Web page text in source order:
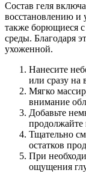
Состав геля
восстановлению и
также борющиеся
среды. Благодаря
ухоженной.
Нанесите
или сразу на
Мягко
внимание
Добавьте
продолжайте
Тщательно
остатков
При
ощущения